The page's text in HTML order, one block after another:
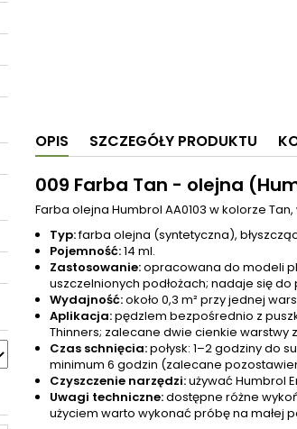
OPIS SZCZEGÓŁY PRODUKTU
009 Farba Tan - olejna
Farba olejna Humbrol AA0103 w kolorze
Typ:farba olejna (syntetyczna),
Pojemność:14 ml.
Zastosowanie:opracowana do modeli
uszczelnionych podłożach; nadaje się
Wydajność:około 0,3 m² przy jednej
Aplikacja:pędzlem bezpośrednio z
Thinners; zalecane dwie cienkie warstwy
Czas schnięcia:połysk: 1–2 godziny do
minimum 6 godzin (zalecane
Czyszczenie narzędzi:używać Humbrol
Uwagi techniczne:dostępne różne
użyciem warto wykonać próbę na małej